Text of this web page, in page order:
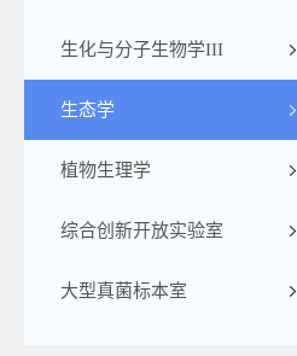
生化与分子生物学III
生态学
植物生理学
综合创新开放实验室
大型真菌标本室